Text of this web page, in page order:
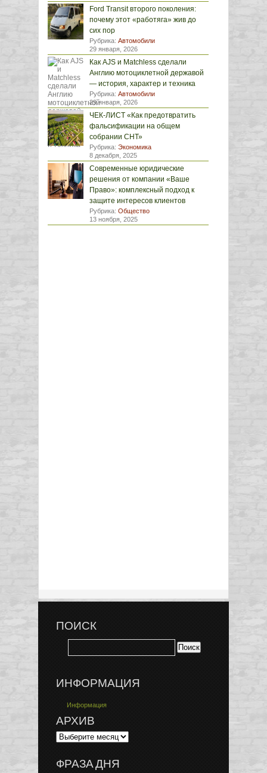
Ford Transit второго поколения:
почему этот «работяга» жив до
сих пор
Рубрика: Автомобили
29 января, 2026
Как AJS и Matchless сделали
Англию мотоциклетной державой
— история, характер и техника
Рубрика: Автомобили
29 января, 2026
ЧЕК-ЛИСТ «Как предотвратить
фальсификации на общем
собрании СНТ»
Рубрика: Экономика
8 декабря, 2025
Современные юридические
решения от компании «Ваше
Право»: комплексный подход к
защите интересов клиентов
Рубрика: Общество
13 ноября, 2025
ПОИСК
ИНФОРМАЦИЯ
Информация
АРХИВ
ФРАЗА ДНЯ